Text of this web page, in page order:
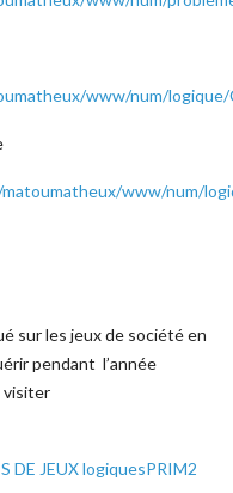
www/num/logique/
www/num/
sur les jeux de société en
pendant l’année
visiter
DE JEUX logiquesPRIM2